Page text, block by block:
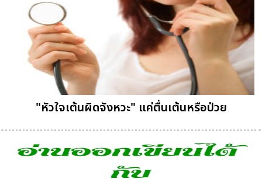
"หัวใจเต้นผิดจังหวะ" แค่ตื่นเต้นหรือป่วย